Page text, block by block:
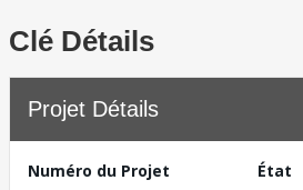
Clé Détails
Projet Détails
Numéro du Projet
État